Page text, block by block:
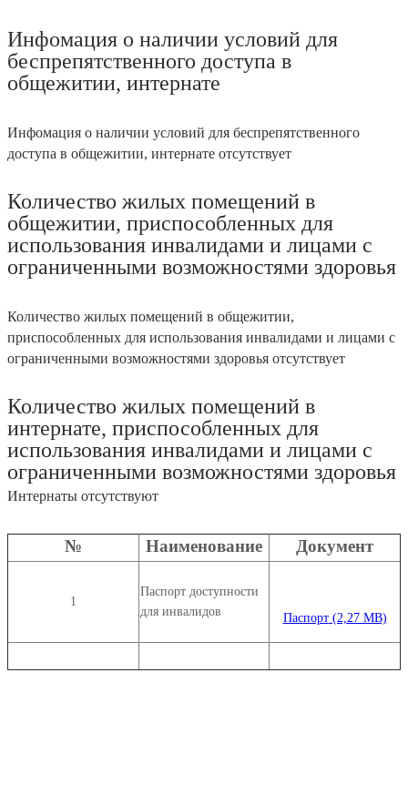
Инфомация о наличии условий для
беспрепятственного доступа в
общежитии, интернате
Инфомация о наличии условий для беспрепятственного
доступа в общежитии, интернате отсутствует
Количество жилых помещений в
общежитии, приспособленных для
использования инвалидами и лицами с
ограниченными возможностями здоровья
Количество жилых помещений в общежитии,
приспособленных для использования инвалидами и лицами с
ограниченными возможностями здоровья отсутствует
Количество жилых помещений в
интернате, приспособленных для
использования инвалидами и лицами с
ограниченными возможностями здоровья
Интернаты отсутствуют
№ Наименование Документ
1
Паспорт доступности
для инвалидов
Паспорт